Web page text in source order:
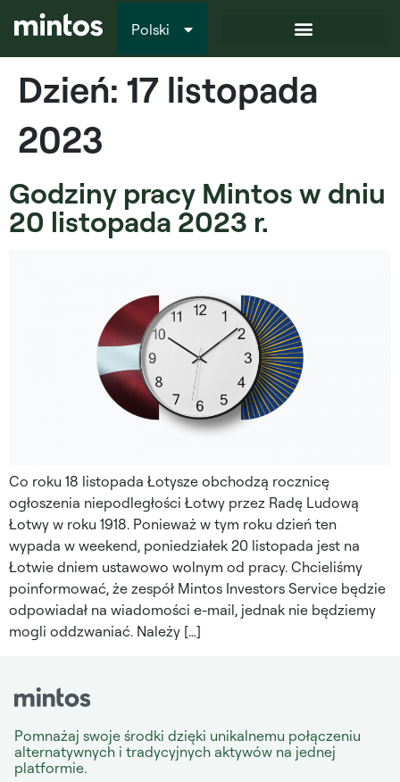
Polski
Italiano
Dzień: 17 listopada
2023
Godziny pracy Mintos w dniu
20 listopada 2023 r.
Co roku 18 listopada Łotysze obchodzą rocznicę
ogłoszenia niepodległości Łotwy przez Radę Ludową
Łotwy w roku 1918. Ponieważ w tym roku dzień ten
wypada w weekend, poniedziałek 20 listopada jest na
Łotwie dniem ustawowo wolnym od pracy. Chcieliśmy
poinformować, że zespół Mintos Investors Service będzie
odpowiadał na wiadomości e-mail, jednak nie będziemy
mogli oddzwaniać. Należy […]
Pomnażaj swoje środki dzięki unikalnemu połączeniu
alternatywnych i tradycyjnych aktywów na jednej
platformie.